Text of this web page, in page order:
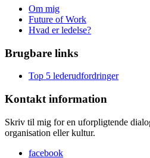
Om mig
Future of Work
Hvad er ledelse?
Brugbare links
Top 5 lederudfordringer
Kontakt information
Skriv til mig for en uforpligtende
organisation eller kultur.
facebook